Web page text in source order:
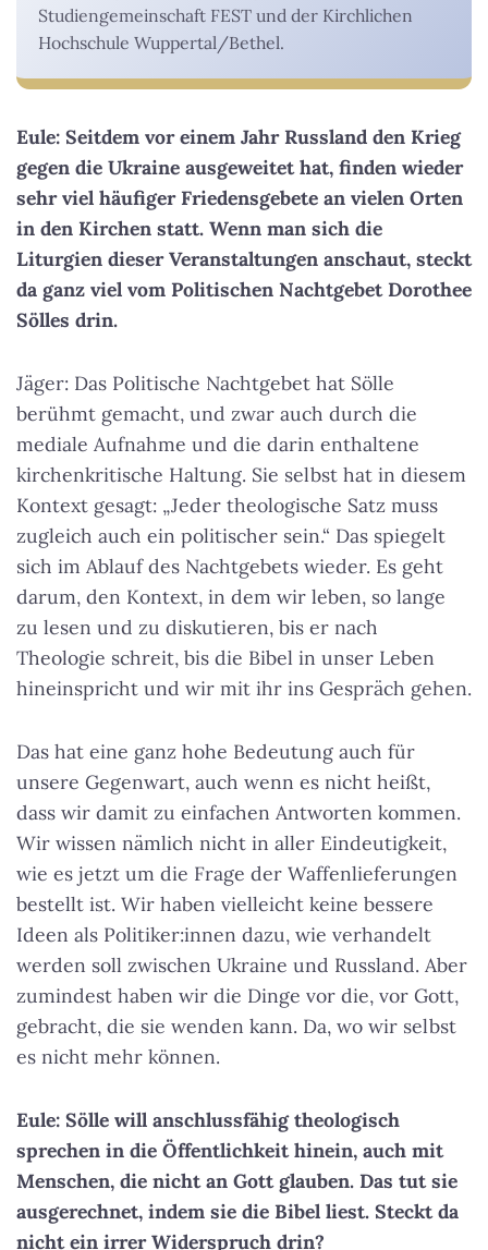
Studiengemeinschaft FEST und der Kirchlichen
Hochschule Wuppertal/Bethel.
Eule: Seitdem vor einem Jahr Russland den Krieg
gegen die Ukraine ausgeweitet hat, finden wieder
sehr viel häufiger Friedensgebete an vielen Orten
in den Kirchen statt. Wenn man sich die
Liturgien dieser Veranstaltungen anschaut, steckt
da ganz viel vom Politischen Nachtgebet Dorothee
Sölles drin.
Jäger: Das Politische Nachtgebet hat Sölle
berühmt gemacht, und zwar auch durch die
mediale Aufnahme und die darin enthaltene
kirchenkritische Haltung. Sie selbst hat in diesem
Kontext gesagt: „Jeder theologische Satz muss
zugleich auch ein politischer sein.“ Das spiegelt
sich im Ablauf des Nachtgebets wieder. Es geht
darum, den Kontext, in dem wir leben, so lange
zu lesen und zu diskutieren, bis er nach
Theologie schreit, bis die Bibel in unser Leben
hineinspricht und wir mit ihr ins Gespräch gehen.
Das hat eine ganz hohe Bedeutung auch für
unsere Gegenwart, auch wenn es nicht heißt,
dass wir damit zu einfachen Antworten kommen.
Wir wissen nämlich nicht in aller Eindeutigkeit,
wie es jetzt um die Frage der Waffenlieferungen
bestellt ist. Wir haben vielleicht keine bessere
Ideen als Politiker:innen dazu, wie verhandelt
werden soll zwischen Ukraine und Russland. Aber
zumindest haben wir die Dinge vor die, vor Gott,
gebracht, die sie wenden kann. Da, wo wir selbst
es nicht mehr können.
Eule: Sölle will anschlussfähig theologisch
sprechen in die Öffentlichkeit hinein, auch mit
Menschen, die nicht an Gott glauben. Das tut sie
ausgerechnet, indem sie die Bibel liest. Steckt da
nicht ein irrer Widerspruch drin?